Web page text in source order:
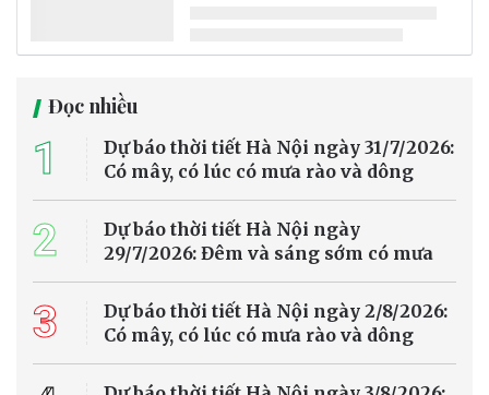
các chuyên gia tập trung thảo luận việc ứng dụng trí tuệ nhân tạo
nhằm nâng cao chất lượng dự báo khí tượng, thủy văn, góp phần
tăng hiệu quả phòng, chống thiên tai.
Môi trường - Tài nguyên
5 loại cây chịu hạn dễ trồng, giúp không gian
xanh mát trong mùa hè